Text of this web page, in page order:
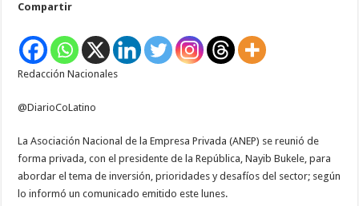
reunión
privada
Compartir
Redacción Nacionales
@DiarioCoLatino
La Asociación Nacional de la Empresa Privada (ANEP) se reunió de
forma privada, con el presidente de la República, Nayib Bukele, para
abordar el tema de inversión, prioridades y desafíos del sector; según
lo informó un comunicado emitido este lunes.